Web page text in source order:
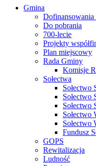
Gmina
Dofinansowania
Do pobrania
700-lecie
Projekty
Plan miejscowy
Rada Gminy
Komisje
Sołectwa
Sołectwo
Sołectwo
Sołectwo
Sołectwo
Sołectwo
Fundusz
GOPS
Rewitalizacja
Ludność